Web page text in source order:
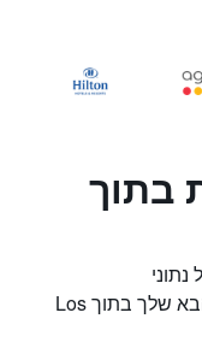
בתוך
HotelsCombined כדי למצוא את המלון הבא שלך בתוך Los